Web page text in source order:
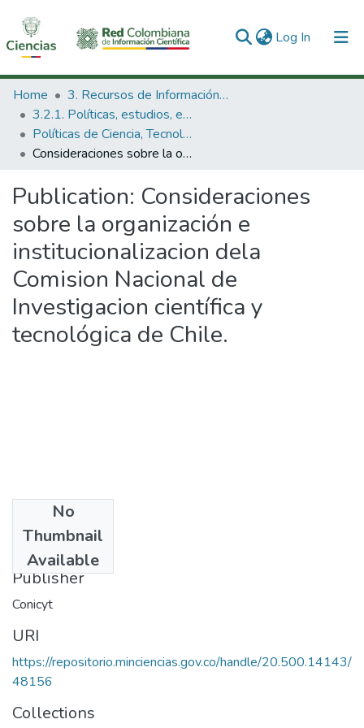
Log In (current)
Communities & Collections
All of DSpace
Statistics
Home
3. Recursos de Información Científica y Tecnológica
3.2.1. Políticas, estudios, evaluaciones e indicadores de CTeI
Políticas de Ciencia, Tecnología e Innovación
Consideraciones sobre la organización e institucionalizacion dela Comision Nacional de Investigacion científica y tecnológica de Chile.
Publication: Consideraciones
sobre la organización e
institucionalizacion dela
Comision Nacional de
Investigacion científica y
tecnológica de Chile.
No
Thumbnail
Available
1978
Publisher
Conicyt
URI
https://repositorio.minciencias.gov.co/handle/20.500.14143/
48156
Collections